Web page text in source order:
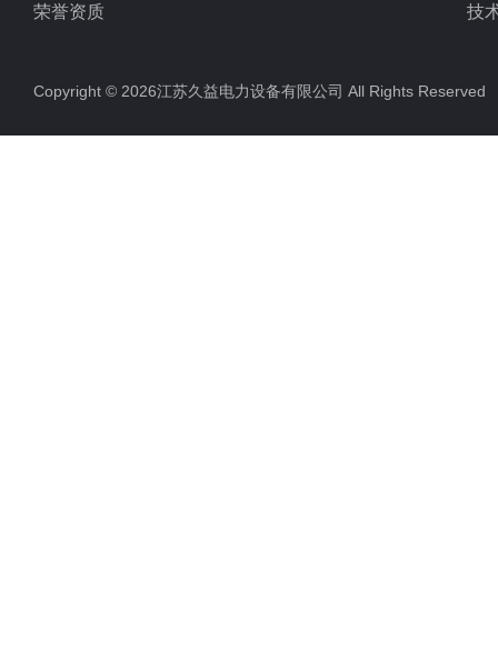
荣誉资质 技
Copyright © 2026江苏久益电力设备有限公司 All Rights